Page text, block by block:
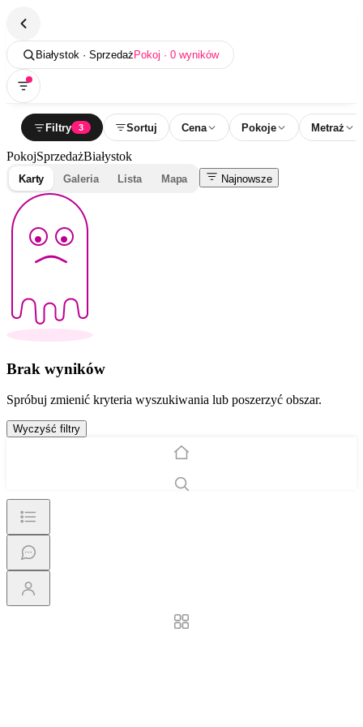
Białystok · Sprzedaż Pokoj · 0 wyników
Filtry 3 Sortuj Cena Pokoje Metraż
PokojSprzedażBiałystok
Karty Galeria Lista Mapa Najnowsze
Brak wyników
Spróbuj zmienić kryteria wyszukiwania lub poszerzyć obszar.
Wyczyść filtry